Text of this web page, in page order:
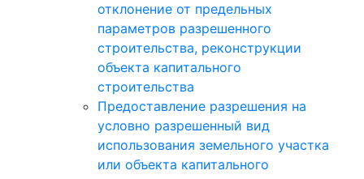
отклонение от предельных
параметров разрешенного
строительства, реконструкции
объекта капитального
строительства
Предоставление разрешения на
условно разрешенный вид
использования земельного участка
или объекта капитального